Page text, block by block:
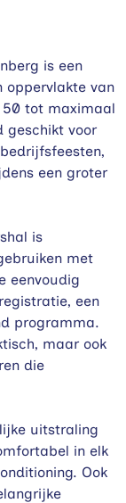
is een
oppervlakte van
50 tot maximaal
geschikt voor
een groter
is
met
eenvoudig
een
programma.
maar ook
die
uitstraling
in elk
Ook